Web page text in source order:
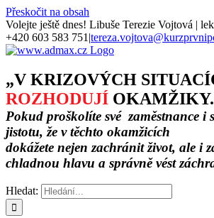
Přeskočit na obsah
Volejte ještě dnes! Libuše Terezie Vojtová |
+420 603 583 751 |
„V KRIZOVÝCH
ROZHODUJÍ
Pokud proškolíte své zaměstnance i
jistotu, že v těchto okamžicích
dokážete nejen zachránit život, ale i
chladnou hlavu a správně vést
Hledat: